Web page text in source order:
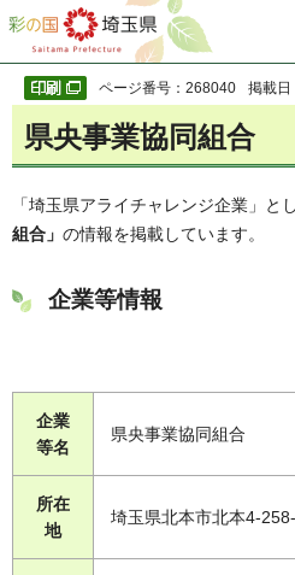
彩の国 埼玉県
ページ番号：268040 掲載日
県央事業協同組合
「埼玉県アライチャレンジ企業」と
組合」 の情報を掲載しています。
企業等情報
企業
等名
県央事業協同組合
所在
地
埼玉県北本市北本4-